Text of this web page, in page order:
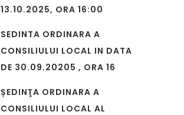
13.10.2025, ORA 16:00
SEDINTA ORDINARA A
CONSILIULUI LOCAL IN DATA
DE 30.09.20205 , ORA 16
ȘEDINŢA ORDINARA A
CONSILIULUI LOCAL AL